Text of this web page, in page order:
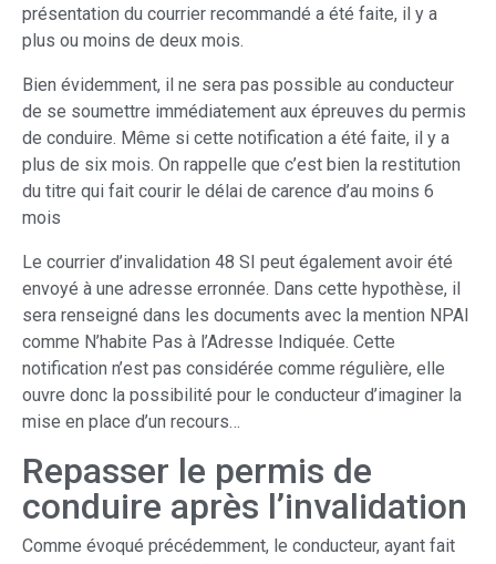
présentation du courrier recommandé a été faite, il y a
plus ou moins de deux mois.
Bien évidemment, il ne sera pas possible au conducteur
de se soumettre immédiatement aux épreuves du permis
de conduire. Même si cette notification a été faite, il y a
plus de six mois. On rappelle que c’est bien la restitution
du titre qui fait courir le délai de carence d’au moins 6
mois
Le courrier d’invalidation 48 SI peut également avoir été
envoyé à une adresse erronnée. Dans cette hypothèse, il
sera renseigné dans les documents avec la mention NPAI
comme N’habite Pas à l’Adresse Indiquée. Cette
notification n’est pas considérée comme régulière, elle
ouvre donc la possibilité pour le conducteur d’imaginer la
mise en place d’un recours…
Repasser le permis de
conduire après l’invalidation
Comme évoqué précédemment, le conducteur, ayant fait